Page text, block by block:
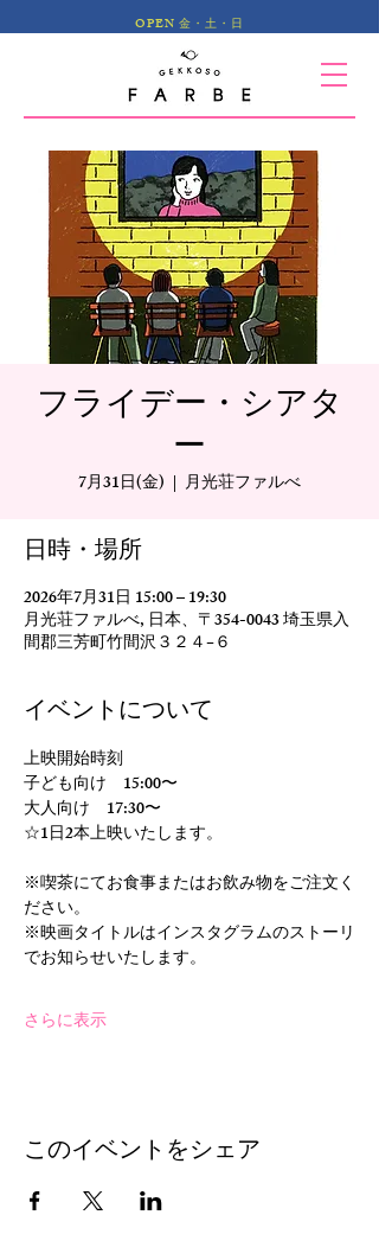
OPEN 金・土・日
フライデー・シアタ
ー
7月31日(金)
  |
月光荘ファルべ
日時・場所
2026年7月31日 15:00 – 19:30
月光荘ファルべ, 日本、〒354-0043 埼玉県入
間郡三芳町竹間沢３２４−６
イベントについて
上映開始時刻
子ども向け　15:00〜
大人向け　17:30〜
☆1日2本上映いたします。
※喫茶にてお食事またはお飲み物をご注文く
ださい。
※映画タイトルはインスタグラムのストーリ
でお知らせいたします。
さらに表示
このイベントをシェア